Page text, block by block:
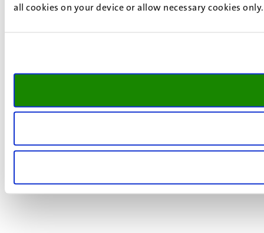
all cookies on your device or allow necessary cookies